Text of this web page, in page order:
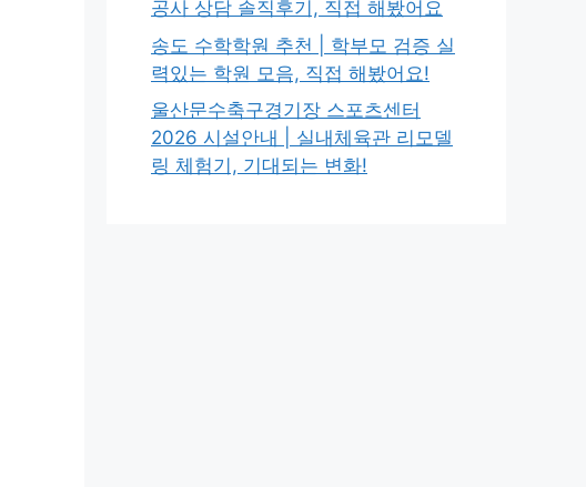
공사 상담 솔직후기, 직접 해봤어요
송도 수학학원 추천 | 학부모 검증 실
력있는 학원 모음, 직접 해봤어요!
울산문수축구경기장 스포츠센터
2026 시설안내 | 실내체육관 리모델
링 체험기, 기대되는 변화!